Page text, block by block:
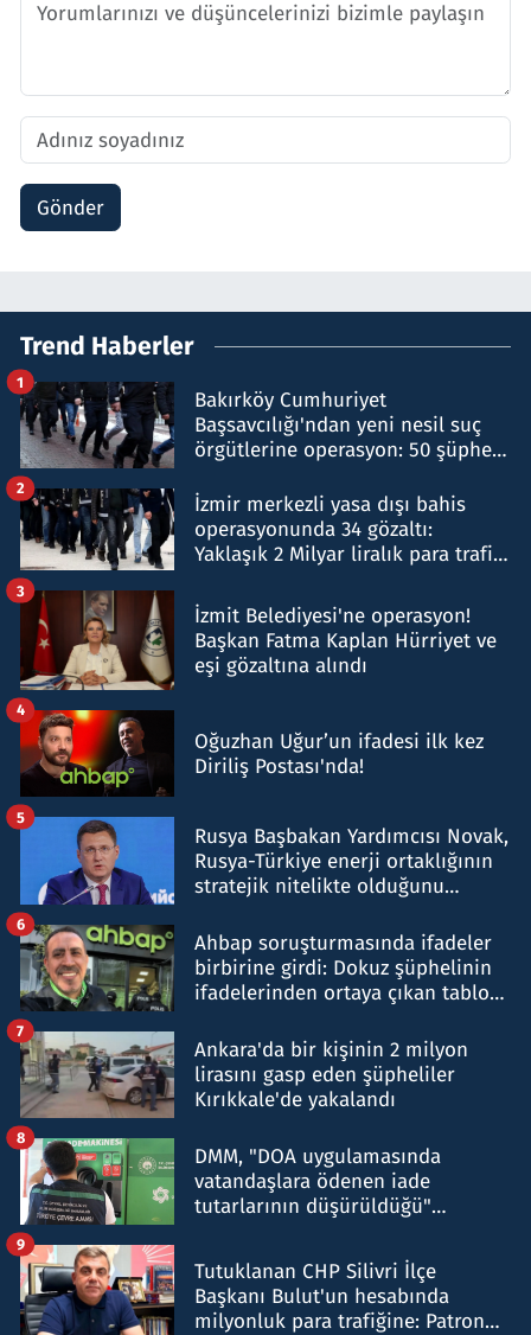
Gönder
Trend Haberler
Bakırköy Cumhuriyet
Başsavcılığı'ndan yeni nesil suç
örgütlerine operasyon: 50 şüpheli
1
İzmir merkezli yasa dışı bahis
operasyonunda 34 gözaltı:
Yaklaşık 2 Milyar liralık para trafiği
2
İzmit Belediyesi'ne operasyon!
Başkan Fatma Kaplan Hürriyet ve
eşi gözaltına alındı
3
Oğuzhan Uğur’un ifadesi ilk kez
Diriliş Postası'nda!
4
Rusya Başbakan Yardımcısı Novak,
Rusya-Türkiye enerji ortaklığının
stratejik nitelikte olduğunu
5
Ahbap soruşturmasında ifadeler
birbirine girdi: Dokuz şüphelinin
ifadelerinden ortaya çıkan tablo
6
Ankara'da bir kişinin 2 milyon
lirasını gasp eden şüpheliler
Kırıkkale'de yakalandı
7
DMM, "DOA uygulamasında
vatandaşlara ödenen iade
tutarlarının düşürüldüğü"
8
Tutuklanan CHP Silivri İlçe
Başkanı Bulut'un hesabında
milyonluk para trafiğine: Patron
9